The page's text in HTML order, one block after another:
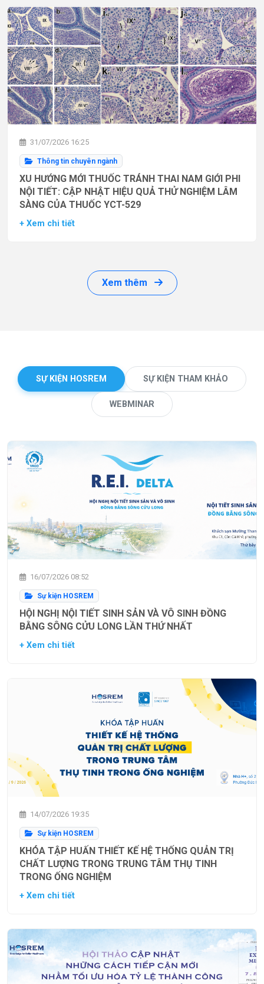
31/07/2026 16:25
Thông tin chuyên ngành
XU HƯỚNG MỚI THUỐC TRÁNH THAI NAM GIỚI PHI
NỘI TIẾT: CẬP NHẬT HIỆU QUẢ THỬ NGHIỆM LÂM
SÀNG CỦA THUỐC YCT-529
+ Xem chi tiết
Xem thêm
SỰ KIỆN HOSREM SỰ KIỆN THAM KHẢO
WEBMINAR
16/07/2026 08:52
Sự kiện HOSREM
HỘI NGHỊ NỘI TIẾT SINH SẢN VÀ VÔ SINH ĐỒNG
BẰNG SÔNG CỬU LONG LẦN THỨ NHẤT
+ Xem chi tiết
14/07/2026 19:35
Sự kiện HOSREM
KHÓA TẬP HUẤN THIẾT KẾ HỆ THỐNG QUẢN TRỊ
CHẤT LƯỢNG TRONG TRUNG TÂM THỤ TINH
TRONG ỐNG NGHIỆM
+ Xem chi tiết